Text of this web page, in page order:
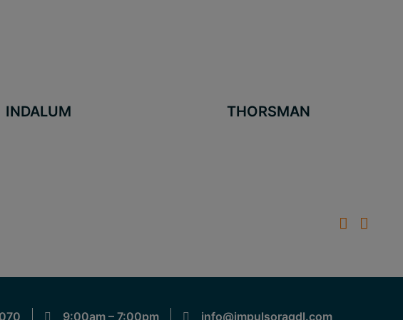
INDALUM THORSMAN
9:00am – 7:00pm info@impulsoragdl.com